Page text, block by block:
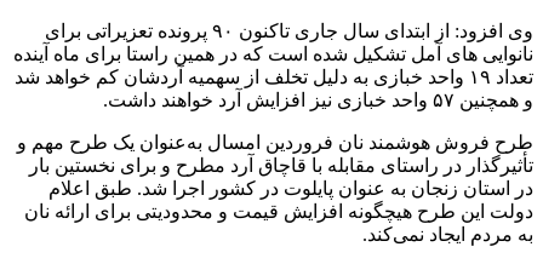
وی افزود: از ابتدای سال جاری تاکنون ۹۰ پرونده تعزیراتی برای
نانوایی های آمل تشکیل شده است که در همین راستا برای ماه آینده
تعداد ۱۹ واحد خبازی به دلیل تخلف از سهمیه آردشان کم خواهد شد
و همچنین ۵۷ واحد خبازی نیز افزایش آرد خواهند داشت.
طرح فروش هوشمند نان فروردین امسال به‌عنوان یک طرح مهم و
تأثیرگذار در راستای مقابله با قاچاق آرد مطرح و برای نخستین بار
در استان زنجان به عنوان پایلوت در کشور اجرا شد. طبق اعلام
دولت این طرح هیچگونه افزایش قیمت و محدودیتی برای ارائه نان
به مردم ایجاد نمی‌کند.